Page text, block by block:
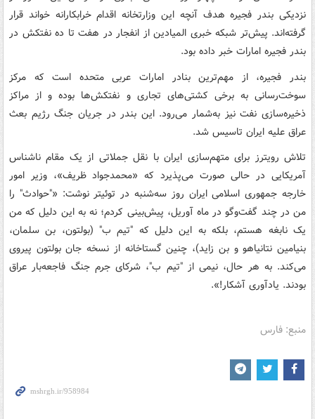
نزدیکی بندر فجیره هدف آنچه این وزارتخانه اقدام خرابکارانه خواند قرار
گرفته‌اند. پیش‌تر شبکه خبری المیادین از انفجار در هفت تا ده نفتکش در
بندر فجیره امارات خبر داده بود.
بندر فجیره، از مهم‌ترین بنادر امارات عربی متحده است که مرکز
سوخت‌رسانی به برخی کشتی‌های تجاری و نفتکش‌ها بوده و از مراکز
ذخیره‌سازی نفت نیز به‌شمار می‌رود. این بندر در جریان جنگ رژیم بعث
عراق علیه ایران تاسیس شد.
تلاش رویترز برای متهم‌سازی ایران با نقل جملاتی از یک مقام ناشناس
آمریکایی در حالی صورت می‌پذیرد که «محمدجواد ظریف»، وزیر امور
خارجه جمهوری اسلامی ایران روز سه‌شنبه در توئیتر نوشت: «"حوادث" را
من در چند گفت‌وگو در ماه آوریل، پیش‌بینی کردم؛ نه به این دلیل که من
یک نابغه هستم، بلکه به این دلیل که "تیم ب" (بولتون، بن سلمان،
بنیامین نتانیاهو و بن زاید)، چنین گستاخانه از نسخه جان بولتون پیروی
می‌کند. به هر حال، نیمی از "تیم ب"، شرکای جرم جنگ فاجعه‌بار عراق
بودند. یادآوری آشکار!».
منبع: فارس